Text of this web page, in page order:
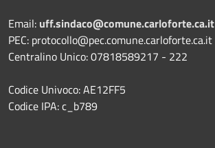
Email: uff.sindaco@comune.carloforte.ca.it
PEC: protocollo@pec.comune.carloforte.ca.it
Centralino Unico: 07818589217 - 222
Codice Univoco: AE12FF5
Codice IPA: c_b789